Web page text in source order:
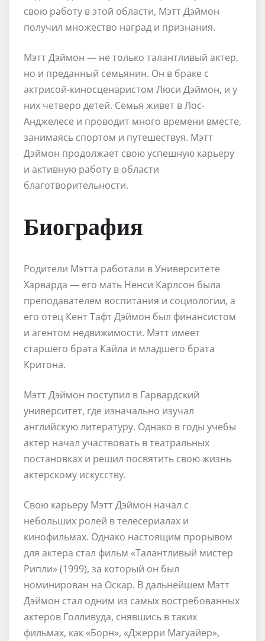
свою работу в этой области, Мэтт Дэймон
получил множество наград и признания.
Мэтт Дэймон — не только талантливый актер,
но и преданный семьянин. Он в браке с
актрисой-киносценаристом Люси Дэймон, и у
них четверо детей. Семья живет в Лос-
Анджелесе и проводит много времени вместе,
занимаясь спортом и путешествуя. Мэтт
Дэймон продолжает свою успешную карьеру
и активную работу в области
благотворительности.
Биография
Родители Мэтта работали в Университете
Харварда — его мать Ненси Карлсон была
преподавателем воспитания и социологии, а
его отец Кент Тафт Дэймон был финансистом
и агентом недвижимости. Мэтт имеет
старшего брата Кайла и младшего брата
Критона.
Мэтт Дэймон поступил в Гарвардский
университет, где изначально изучал
английскую литературу. Однако в годы учебы
актер начал участвовать в театральных
постановках и решил посвятить свою жизнь
актерскому искусству.
Свою карьеру Мэтт Дэймон начал с
небольших ролей в телесериалах и
кинофильмах. Однако настоящим прорывом
для актера стал фильм «Талантливый мистер
Рипли» (1999), за который он был
номинирован на Оскар. В дальнейшем Мэтт
Дэймон стал одним из самых востребованных
актеров Голливуда, снявшись в таких
фильмах, как «Борн», «Джерри Магуайер»,